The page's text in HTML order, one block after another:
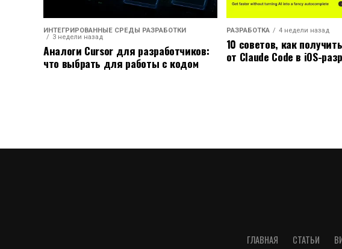
ИНТЕГРИРОВАННЫЕ СРЕДЫ РАЗРАБОТКИ
3 недели назад
Аналоги Cursor для разработчиков:
что выбрать для работы с кодом
РАЗРАБОТКА 4 недели назад
10 советов, как
от Claude Code в iOS-
ГЛАВНАЯ СТАТЬИ